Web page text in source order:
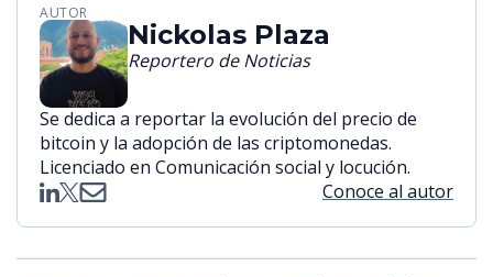
AUTOR
Nickolas Plaza
Reportero de Noticias
Se dedica a reportar la evolución del precio de
bitcoin y la adopción de las criptomonedas.
Licenciado en Comunicación social y locución.
Conoce al autor